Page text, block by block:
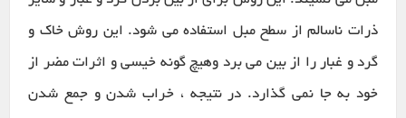
ذرات ناسالم از سطح مبل استفاده می شود. این روش خاک و
گرد و غبار را از بین می برد وهیچ گونه خیسی و اثرات مضر از
خود به جا نمی گذارد. در نتیجه ، خراب شدن و جمع شدن